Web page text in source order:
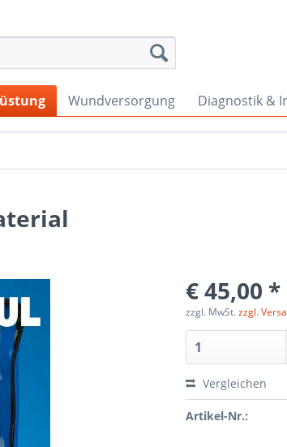
Wundversorgung Diagnostik &
€ 45,00 *
zzgl. MwSt.zzgl.
Vergleichen
Artikel-Nr.: